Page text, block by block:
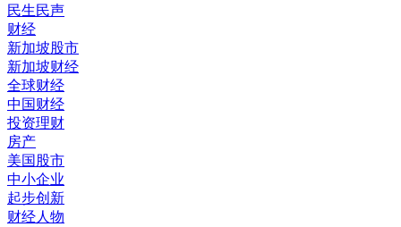
民生民声
财经
新加坡股市
新加坡财经
全球财经
中国财经
投资理财
房产
美国股市
中小企业
起步创新
财经人物